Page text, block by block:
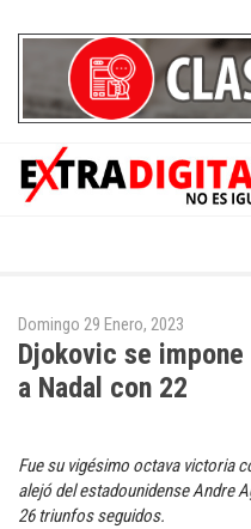
Domingo 29 Enero, 2023
Djokovic se
a Nadal con 22
Fue su vigésimo octava victoria
alejó del estadounidense Andre
26 triunfos seguidos.